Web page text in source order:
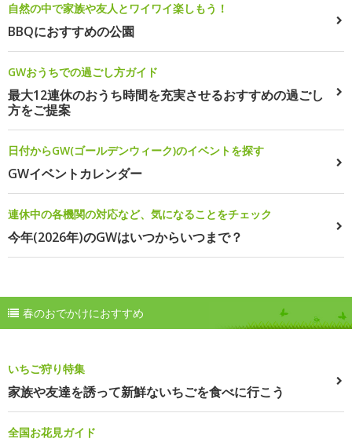
自然の中で家族や友人とワイワイ楽しもう！
BBQにおすすめの公園
GWおうちでの過ごし方ガイド
最大12連休のおうち時間を充実させるおすすめの過ごし
方をご提案
日付からGW(ゴールデンウィーク)のイベントを探す
GWイベントカレンダー
連休中の各機関の対応など、気になることをチェック
今年(2026年)のGWはいつからいつまで？
春のおでかけにおすすめ
いちご狩り特集
家族や友達を誘って新鮮ないちごを食べに行こう
全国お花見ガイド